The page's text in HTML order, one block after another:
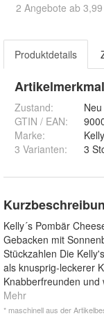
2 Angebote ab
Produktdetails
Zustand:
Neu
GTIN / EAN:
Marke:
3 Varianten:
Kelly´s Pombär
Gebacken mit
Stückzahlen Die
als knusprig-leckerer
Knabberfreunden
Mehr
* maschinell aus der